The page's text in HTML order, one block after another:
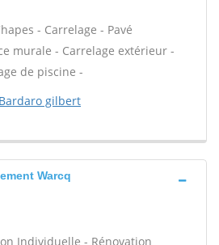
- Carrelage - Pavé
murale - Carrelage extérieur -
de piscine -
Bardaro gilbert
Warcq
Individuelle - Rénovation